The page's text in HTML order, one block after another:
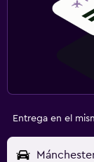
Entrega en el